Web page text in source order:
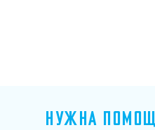
НУЖНА